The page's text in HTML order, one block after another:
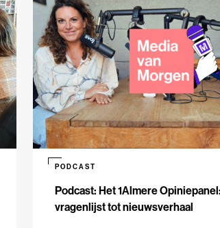
Podcast: Het 1Almere
vragenlijst tot nieuwsverhaal
PODCAST